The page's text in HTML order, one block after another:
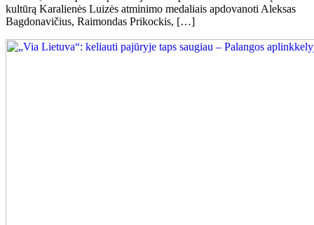
kultūrą Karalienės Luizės atminimo medaliais apdovanoti Aleksas
Bagdonavičius, Raimondas Prikockis, […]